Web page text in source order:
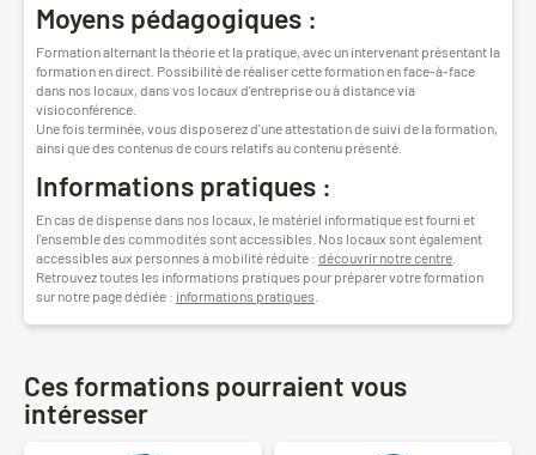
Moyens pédagogiques :
Formation alternant la théorie et la pratique, avec un intervenant présentant la
formation en direct. Possibilité de réaliser cette formation en face-à-face
dans nos locaux, dans vos locaux d'entreprise ou à distance via
visioconférence.
Une fois terminée, vous disposerez d'une attestation de suivi de la formation,
ainsi que des contenus de cours relatifs au contenu présenté.
Informations pratiques :
En cas de dispense dans nos locaux, le matériel informatique est fourni et
l'ensemble des commodités sont accessibles. Nos locaux sont également
accessibles aux personnes à mobilité réduite : découvrir notre centre
Retrouvez toutes les informations pratiques pour préparer votre formation
sur notre page dédiée : informations pratiques
Ces formations pourraient vous
intéresser